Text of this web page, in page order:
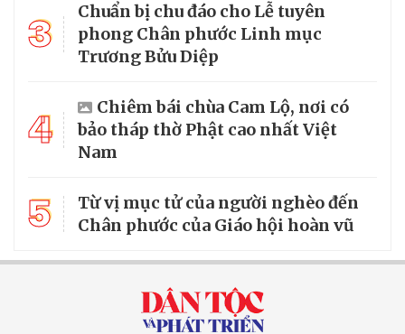
3
Chuẩn bị chu đáo cho Lễ tuyên
phong Chân phước Linh mục
Trương Bửu Diệp
4
Chiêm bái chùa Cam Lộ, nơi có
bảo tháp thờ Phật cao nhất Việt
Nam
5
Từ vị mục tử của người nghèo đến
Chân phước của Giáo hội hoàn vũ